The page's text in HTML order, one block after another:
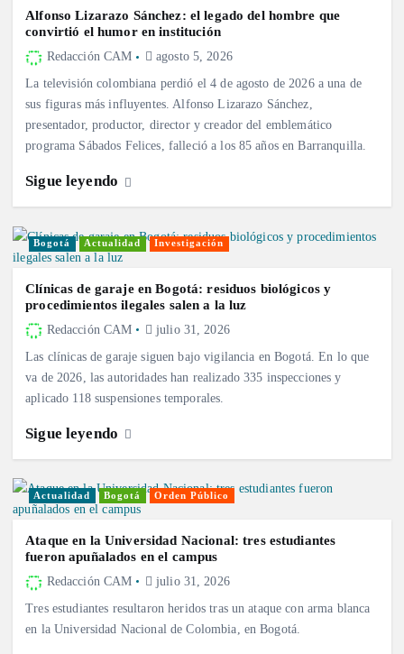
Alfonso Lizarazo Sánchez: el legado del hombre que
convirtió el humor en institución
Redacción CAM agosto 5, 2026
La televisión colombiana perdió el 4 de agosto de 2026 a una de
sus figuras más influyentes. Alfonso Lizarazo Sánchez,
presentador, productor, director y creador del emblemático
programa Sábados Felices, falleció a los 85 años en Barranquilla.
Sigue leyendo
Bogotá Actualidad Investigación
Clínicas de garaje en Bogotá: residuos biológicos y
procedimientos ilegales salen a la luz
Redacción CAM julio 31, 2026
Las clínicas de garaje siguen bajo vigilancia en Bogotá. En lo que
va de 2026, las autoridades han realizado 335 inspecciones y
aplicado 118 suspensiones temporales.
Sigue leyendo
Actualidad Bogotá Orden Público
Ataque en la Universidad Nacional: tres estudiantes
fueron apuñalados en el campus
Redacción CAM julio 31, 2026
Tres estudiantes resultaron heridos tras un ataque con arma blanca
en la Universidad Nacional de Colombia, en Bogotá.